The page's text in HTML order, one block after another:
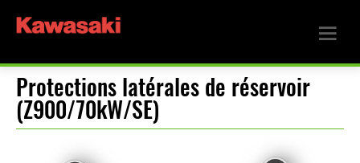
Protections latérales de réservoir
(Z900/70kW/SE)